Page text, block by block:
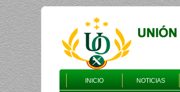
INICIO NOTICIAS